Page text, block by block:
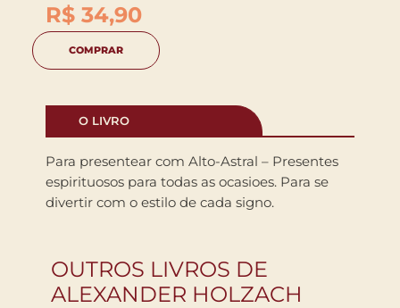
R$ 34,90
COMPRAR
O LIVRO
Para presentear com Alto-Astral – Presentes
espirituosos para todas as ocasioes. Para se
divertir com o estilo de cada signo.
OUTROS LIVROS DE
ALEXANDER HOLZACH